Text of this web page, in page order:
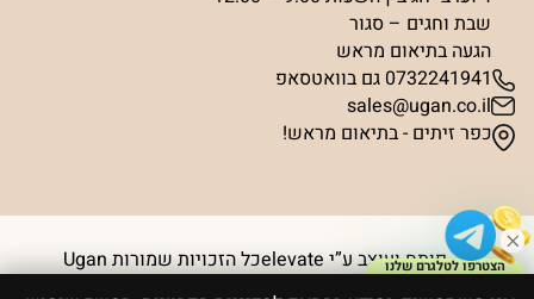
שבת וחגים – סגור
הגעה בתיאום מראש
0732241941 גם בוואטסאפ
sales@ugan.co.il
כפר זיתים - בתיאום מראש!
פותח ועוצב ע”י elevate כל הזכויות שמורות Ugan הצטרפו לטלגרם שלנו